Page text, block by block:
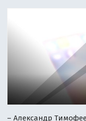
– Александр